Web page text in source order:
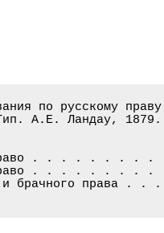
по русскому
А.Е. Ландау,
право . . . .
право . . . .
суда и брачного